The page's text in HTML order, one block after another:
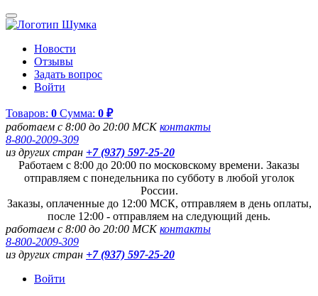
Новости
Отзывы
Задать вопрос
Войти
Товаров: 0 Сумма: 0 ₽
работаем с 8:00 до 20:00 МСКконтакты
8-800-2009-309
из других стран +7 (937) 597-25-20
Работаем с 8:00 до 20:00 по московскому времени. Заказы
отправляем с понедельника по субботу в любой уголок
России.
Заказы, оплаченные до 12:00 МСК, отправляем в день оплаты,
после 12:00 - отправляем на следующий день.
работаем с 8:00 до 20:00 МСКконтакты
8-800-2009-309
из других стран +7 (937) 597-25-20
Войти